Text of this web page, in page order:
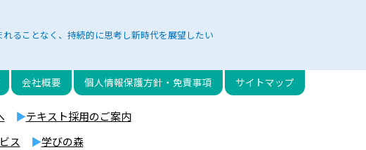
ることなく、持続的に思考し新時代を展望したい
会社概要 個人情報保護方針・免責事項 サイトマップ
テキスト採用のご案内
ス 学びの森